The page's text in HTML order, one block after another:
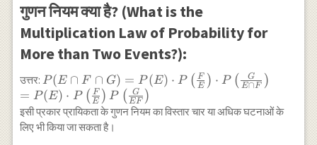
गुणन नियम क्या है? (What is the
Multiplication Law of Probability for
More than Two Events?):
उत्तर: P(E \cap F
\cap G)=P(E)
\cdot
P\left(\frac{F}
P(E ∩ F ∩ G) = P (E) ⋅ P ( E
F ) ⋅ P ( E∩F
G
)
= P(E) ⋅ P ( E
F ) P ( EF
G )
इसी प्रकार प्रायिकता के गुणन नियम का विस्तार चार या अधिक घटनाओं के
लिए भी किया जा सकता है।